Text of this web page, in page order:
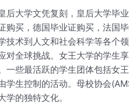
后大学文凭复刻，皇后大学毕
购买，德国毕业证购买，法国
技术到人文和社会科学等各个
对全球挑战。女王大学的学生
一些最活跃的学生团体包括女
学生控制的活动。母校协会
的独特文化。